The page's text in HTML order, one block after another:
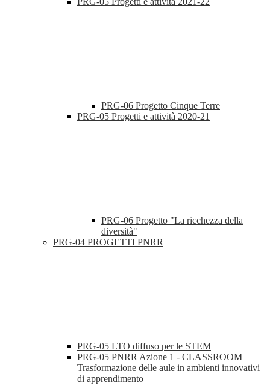
PRG-06 Progetto Cinque Terre
PRG-05 Progetti e attività 2020-21
PRG-06 Progetto "La ricchezza della
diversità"
PRG-04 PROGETTI PNRR
PRG-05 LTO diffuso per le STEM
PRG-05 PNRR Azione 1 - CLASSROOM
Trasformazione delle aule in ambienti innovativi
di apprendimento